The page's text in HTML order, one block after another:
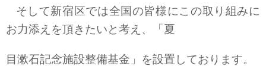
そして新宿区では全国の皆様にこの取り組みに
お力添えを頂きたいと考え、「夏
目漱石記念施設整備基金」を設置しております。